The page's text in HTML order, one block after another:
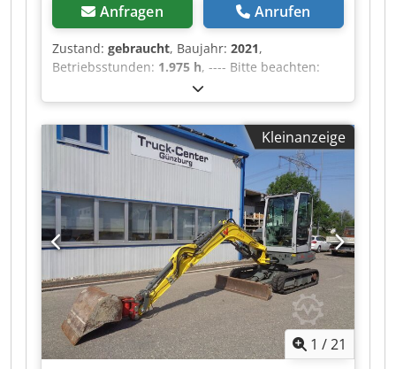
Anfragen Anrufen
Zustand: gebraucht, Baujahr: 2021,
Betriebsstunden: 1.975 h, ---- Bitte beachten:
Betriebsstundenzähler wurde bei 1.686h
getauscht!! Dksdszrrpfjpfx Ahier Aktuelle
Betriebsstunden laut Display: 288h
Betriebsstunden: ca. 1975 Edition B 5.0
Gummiketten 3. Steuerkreis Klimaautomatik
Radio Inkl. Powertilt HS03 Standort: Aachen
Kleinanzeige
1 /21